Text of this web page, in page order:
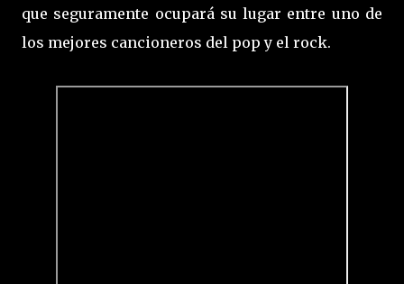
que seguramente ocupará su lugar entre uno de
los mejores cancioneros del pop y el rock.